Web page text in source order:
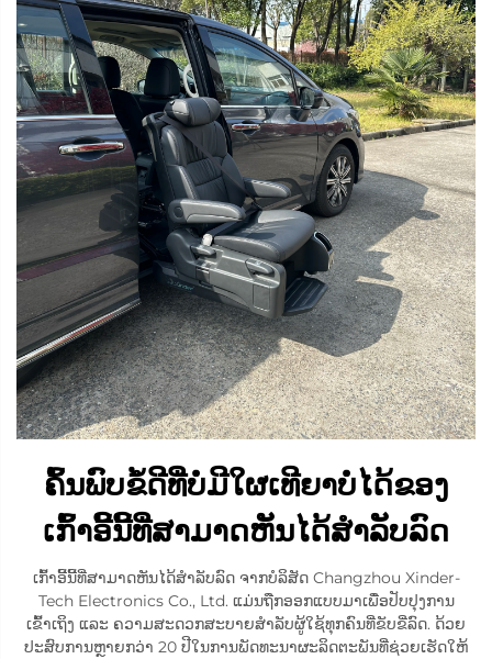
ຄົ້ນພົບຂໍ້ດີທີ່ບໍ່ມີໃຜເທີຍາບໍ່ໄດ້ຂອງ
ເກົ້າອີ້ນີ້ທີ່ສາມາດຫັນໄດ້ສຳລັບລົດ
ເກົ້າອີ້ນີ້ທີ່ສາມາດຫັນໄດ້ສຳລັບລົດ ຈາກບໍລິສັດ Changzhou Xinder-
Tech Electronics Co., Ltd. ແມ່ນຖືກອອກແບບມາເພື່ອປັບປຸງການ
ເຂົ້າເຖິງ ແລະ ຄວາມສະດວກສະບາຍສຳລັບຜູ້ໃຊ້ທຸກຄົນທີ່ຂັບຂີ່ລົດ. ດ້ວຍ
ປະສົບການຫຼາຍກວ່າ 20 ປີໃນການພັດທະນາຜະລິດຕະພັນທີ່ຊ່ວຍເຮັດໃຫ້